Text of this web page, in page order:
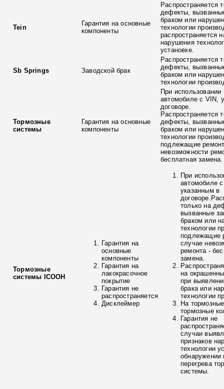
Tein
Гарантия на основные
компоненты
Распространяется
дефекты,
браком или
технологии
распространяется
нарушения
установке.
Sb Springs Заводской брак
Распространяется
дефекты,
браком или
технологии
Тормозные
системы
Гарантия на основные
компоненты
При использовании
автомобиле с VIN,
договоре.
Распространяется
дефекты,
браком или
технологии
подлежащие
невозможности
бесплатная замена.
Тормозные
системы ICOOH
Гарантия на
основные
компоненты
Гарантия на
лакокрасочное
покрытие
Гарантия не
распространяется
Дисклеймер
При
автомобиле
указанным в
только на
вызванные
браком или
технологии
подлежащие
случае
ремонта -
замена.
на
при
брака или
технологии
На
тормозные
Гарантия не
случаи
признаков
технологии
обнаружении
перегрева
системы.